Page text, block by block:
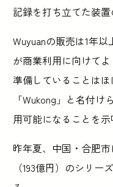
記録を打ち立てた装置
Wuyuanの販売は1年
が商業利用に向けて
準備していることはほ
「Wukong」と名付
用可能になることを示
昨年夏、中国・合肥
（193億円）のシリ